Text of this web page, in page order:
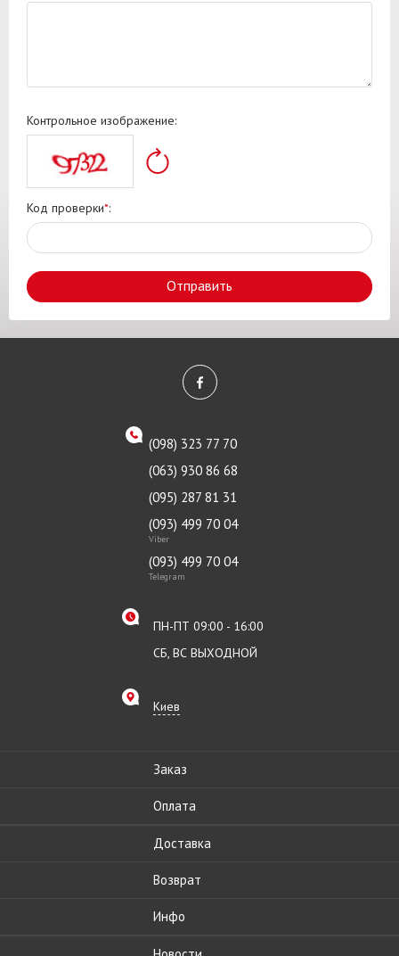
Контрольное изображение:
Код проверки*:
Отправить
(098) 323 77 70
(063) 930 86 68
(095) 287 81 31
(093) 499 70 04
Viber
(093) 499 70 04
Telegram
ПН-ПТ 09:00 - 16:00
СБ, ВС ВЫХОДНОЙ
Киев
Заказ
Оплата
Доставка
Возврат
Инфо